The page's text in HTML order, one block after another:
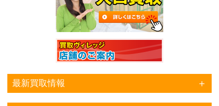
最新買取情報